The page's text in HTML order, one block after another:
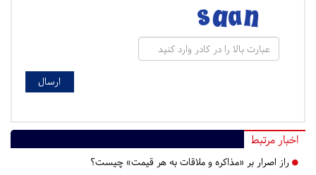
اخبار مرتبط
راز اصرار بر «مذاکره و ملاقات به هر قیمت» چیست؟